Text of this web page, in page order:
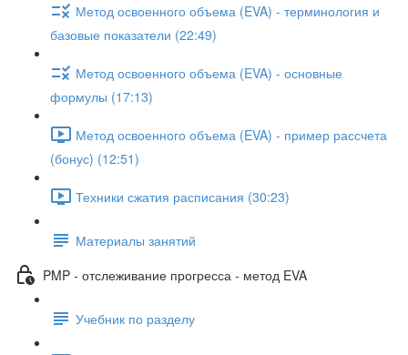
Метод освоенного объема (EVA) - терминология и
базовые показатели (22:49)
Метод освоенного объема (EVA) - основные
формулы (17:13)
Метод освоенного объема (EVA) - пример рассчета
(бонус) (12:51)
Техники сжатия расписания (30:23)
Материалы занятий
PMP - отслеживание прогресса - метод EVA
Учебник по разделу